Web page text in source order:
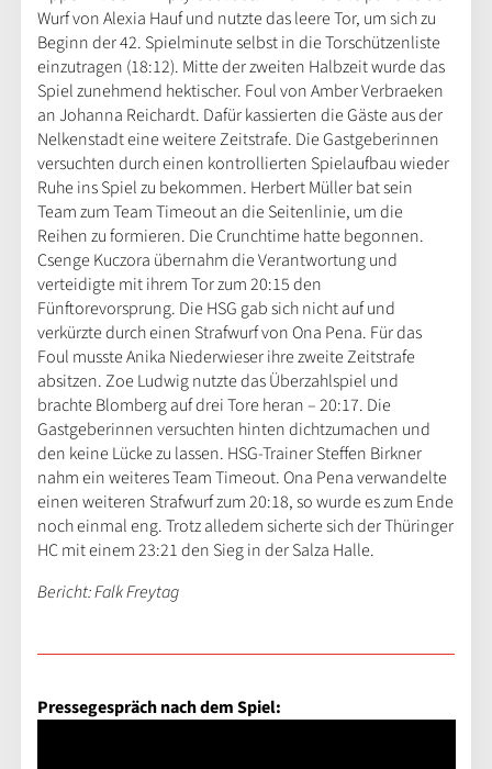
Wurf von Alexia Hauf und nutzte das leere Tor, um sich zu
Beginn der 42. Spielminute selbst in die Torschützenliste
einzutragen (18:12). Mitte der zweiten Halbzeit wurde das
Spiel zunehmend hektischer. Foul von Amber Verbraeken
an Johanna Reichardt. Dafür kassierten die Gäste aus der
Nelkenstadt eine weitere Zeitstrafe. Die Gastgeberinnen
versuchten durch einen kontrollierten Spielaufbau wieder
Ruhe ins Spiel zu bekommen. Herbert Müller bat sein
Team zum Team Timeout an die Seitenlinie, um die
Reihen zu formieren. Die Crunchtime hatte begonnen.
Csenge Kuczora übernahm die Verantwortung und
verteidigte mit ihrem Tor zum 20:15 den
Fünftorevorsprung. Die HSG gab sich nicht auf und
verkürzte durch einen Strafwurf von Ona Pena. Für das
Foul musste Anika Niederwieser ihre zweite Zeitstrafe
absitzen. Zoe Ludwig nutzte das Überzahlspiel und
brachte Blomberg auf drei Tore heran – 20:17. Die
Gastgeberinnen versuchten hinten dichtzumachen und
den keine Lücke zu lassen. HSG-Trainer Steffen Birkner
nahm ein weiteres Team Timeout. Ona Pena verwandelte
einen weiteren Strafwurf zum 20:18, so wurde es zum Ende
noch einmal eng. Trotz alledem sicherte sich der Thüringer
HC mit einem 23:21 den Sieg in der Salza Halle.
Bericht: Falk Freytag
Pressegespräch nach dem Spiel: